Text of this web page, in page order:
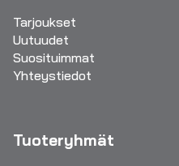
Tarjoukset
Uutuudet
Suosituimmat
Yhteystiedot
Tuoteryhmät